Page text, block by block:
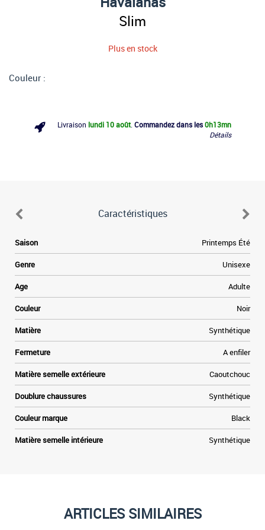
Slim
Plus en stock
Couleur :
Livraison lundi 10 août. Commandez dans les 0h13mn
Détails
Caractéristiques
Saison Printemps Été
Genre Unisexe
Age Adulte
Couleur Noir
Matière Synthétique
Fermeture A enfiler
Matière semelle extérieure Caoutchouc
Doublure chaussures Synthétique
Couleur marque Black
Matière semelle intérieure Synthétique
ARTICLES SIMILAIRES